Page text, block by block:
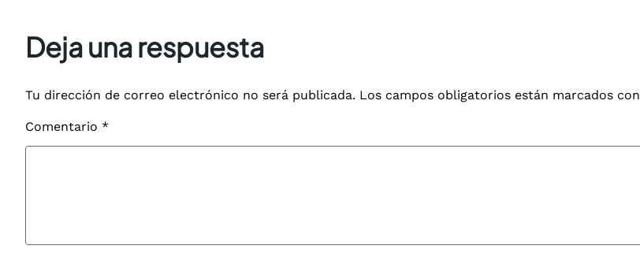
Deja una respuesta
Tu dirección de correo electrónico no será publicada. Los campos obligatorios están marcados con
Comentario *